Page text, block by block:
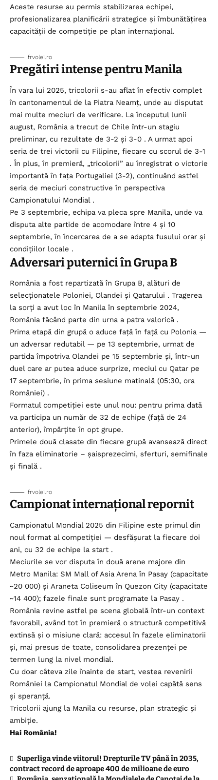
Aceste resurse au permis stabilizarea echipei,
profesionalizarea planificării strategice și îmbunătățirea
capacității de competiție pe plan internațional.
frvolei.ro
Pregătiri intense pentru Manila
În vara lui 2025, tricolorii s-au aflat în efectiv complet
în cantonamentul de la Piatra Neamț, unde au disputat
mai multe meciuri de verificare. La începutul lunii
august, România a trecut de Chile într-un stagiu
preliminar, cu rezultate de 3-2 și 3-0 . A urmat apoi
seria de trei victorii cu Filipine, fiecare cu scorul de 3-1
. În plus, în premieră, „tricolorii” au înregistrat o victorie
importantă în fața Portugaliei (3-2), continuând astfel
seria de meciuri constructive în perspectiva
Campionatului Mondial .
Pe 3 septembrie, echipa va pleca spre Manila, unde va
disputa alte partide de acomodare între 4 și 10
septembrie, în încercarea de a se adapta fusului orar și
condițiilor locale .
Adversari puternici în Grupa B
România a fost repartizată în Grupa B, alături de
selecționatele Poloniei, Olandei și Qatarului . Tragerea
la sorți a avut loc în Manila în septembrie 2024,
România făcând parte din urna a patra valorică .
Prima etapă din grupă o aduce față în față cu Polonia —
un adversar redutabil — pe 13 septembrie, urmat de
partida împotriva Olandei pe 15 septembrie și, într-un
duel care ar putea aduce surprize, meciul cu Qatar pe
17 septembrie, în prima sesiune matinală (05:30, ora
României) .
Formatul competiției este unul nou: pentru prima dată
va participa un număr de 32 de echipe (față de 24
anterior), împărțite în opt grupe.
Primele două clasate din fiecare grupă avansează direct
în faza eliminatorie – șaisprezecimi, sferturi, semifinale
și finală .
frvolei.ro
Campionat internațional repornit
Campionatul Mondial 2025 din Filipine este primul din
noul format al competiției — desfășurat la fiecare doi
ani, cu 32 de echipe la start .
Meciurile se vor disputa în două arene majore din
Metro Manila: SM Mall of Asia Arena în Pasay (capacitate
~20 000) și Araneta Coliseum în Quezon City (capacitate
~14 400); fazele finale sunt programate la Pasay .
România revine astfel pe scena globală într-un context
favorabil, având tot în premieră o structură competitivă
extinsă și o misiune clară: accesul în fazele eliminatorii
și, mai presus de toate, consolidarea prezenței pe
termen lung la nivel mondial.
Cu doar câteva zile înainte de start, vestea revenirii
României la Campionatul Mondial de volei capătă sens
și speranță.
Tricolorii ajung la Manila cu resurse, plan strategic și
ambiție.
Hai România!
Superliga vinde viitorul! Drepturile TV până în 2035,
contract record de aproape 400 de milioane de euro